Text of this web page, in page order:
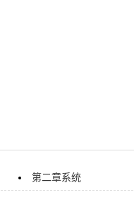
第二章系统